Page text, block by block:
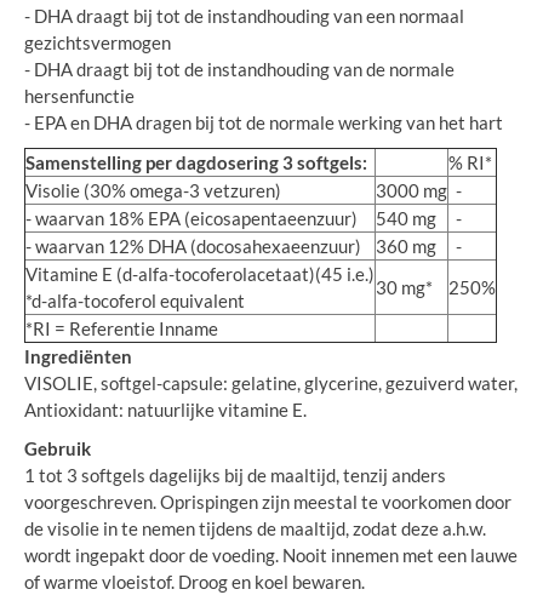
- DHA draagt bij tot de instandhouding van een normaal
gezichtsvermogen
- DHA draagt bij tot de instandhouding van de normale
hersenfunctie
- EPA en DHA dragen bij tot de normale werking van het hart
Samenstelling per dagdosering 3 softgels:
% RI*
Visolie (30% omega-3 vetzuren)
3000 mg -
- waarvan 18% EPA (eicosapentaeenzuur)
540 mg
-
- waarvan 12% DHA (docosahexaeenzuur)
360 mg
-
Vitamine E (d-alfa-tocoferolacetaat)(45 i.e.)
*d-alfa-tocoferol equivalent
30 mg*
250%
*RI = Referentie Inname
Ingrediënten
VISOLIE, softgel-capsule: gelatine, glycerine, gezuiverd water,
Antioxidant: natuurlijke vitamine E.
Gebruik
1 tot 3 softgels dagelijks bij de maaltijd, tenzij anders
voorgeschreven. Oprispingen zijn meestal te voorkomen door
de visolie in te nemen tijdens de maaltijd, zodat deze a.h.w.
wordt ingepakt door de voeding. Nooit innemen met een lauwe
of warme vloeistof. Droog en koel bewaren.